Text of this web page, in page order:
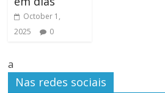
October 1,
2025
0
a
Nas redes sociais